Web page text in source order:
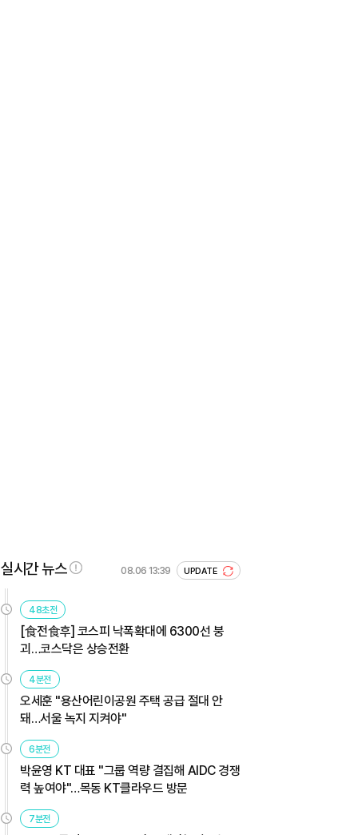
실시간 뉴스 08.06 13:39 UPDATE
48초전
[食전食후] 코스피 낙폭확대에 6300선 붕
괴…코스닥은 상승전환
4분전
오세훈 "용산어린이공원 주택 공급 절대 안
돼…서울 녹지 지켜야"
6분전
박윤영 KT 대표 "그룹 역량 결집해 AIDC 경쟁
력 높여야"…목동 KT클라우드 방문
7분전